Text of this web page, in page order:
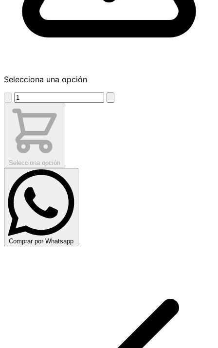
Selecciona una opción
Selecciona opción
Comprar por Whatsapp